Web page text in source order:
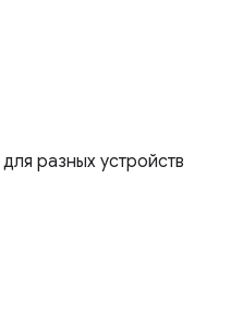
разных устройств